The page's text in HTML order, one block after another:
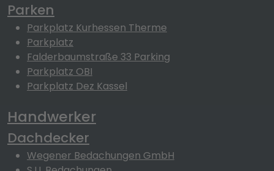
Parken
Parkplatz Kurhessen Therme
Parkplatz
Falderbaumstraße 33 Parking
Parkplatz OBI
Parkplatz Dez Kassel
Handwerker
Dachdecker
Wegener Bedachungen GmbH